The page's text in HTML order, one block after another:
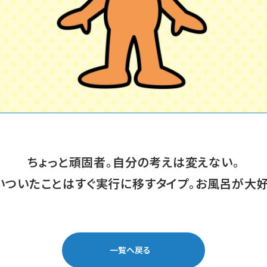
ちょっと頑固者。自分の考えは変えない。
ついたことはすぐ実行に移すタイプ。お風呂が大好
一覧へ戻る